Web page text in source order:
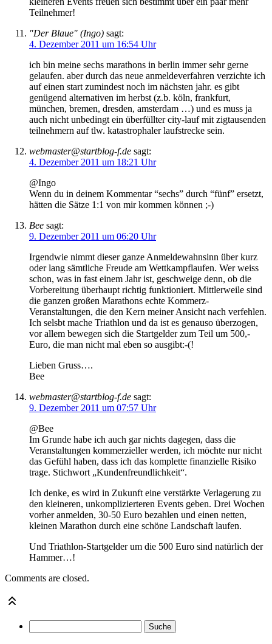
Teilnehmer!
"Der Blaue" (Ingo) sagt:
4. Dezember 2011 um 16:54 Uhr
ich bin meine sechs marathons in berlin immer sehr gerne
gelaufen. aber durch das neue anmeldeverfahren verzichte ich
auf einen start zumindest noch im nächsten jahr. es gibt
genügend alternativen im herbst (z.b. köln, frankfurt,
münchen, bremen, dresden, amsterdam …) und es muss ja
auch nicht unbedingt ein überfüllter city-lauf mit zigtausenden
teilnehmern auf tlw. katastrophaler laufstrecke sein.
webmaster@startblog-f.de sagt:
4. Dezember 2011 um 18:21 Uhr
@Ingo
Wenn du in deinem Kommentar “sechs” durch “fünf” ersetzt,
hätten die Sätze 1:1 von mir kommen können ;-)
Bee sagt:
9. Dezember 2011 um 06:20 Uhr
Irgendwie nimmt dieser ganze Anmeldewahnsinn über kurz
oder lang sämtliche Freude am Wettkampflaufen. Wer weiss
schon, was in fast einem Jahr ist, geschweige denn, ob die
Vorbereitung überhaupt richtig funktioniert. Mittlerweile sind
die ganzen großen Marathons echte Kommerz-
Veranstaltungen, die den Kern meiner Ansicht nach verfehlen.
Ich selsbt mache Triathlon und da ist es genauso überzogen,
vor allem bewegen sich die Startgelder zum Teil um 500,-
Euro, die man nicht mal eben so ausgibt:-(!
Lieben Gruss….
Bee
webmaster@startblog-f.de sagt:
9. Dezember 2011 um 07:57 Uhr
@Bee
Im Grunde habe ich auch gar nichts dagegen, dass die
Veranstaltungen kommerzieller werden, ich möchte nur nicht
das Gefühl haben, dass ich das komplette finanzielle Risiko
trage. Stichwort „Kundenfreundlichkeit“.
Ich denke, es wird in Zukunft eine verstärkte Verlagerung zu
den kleineren, unkomplizierteren Events geben. Drei Wochen
vorher anmelden, 30-50 Euro bezahlen und einen netten,
kleinen Marathon durch eine schöne Landschaft laufen.
Und Triathlon-Startgelder um die 500 Euro sind natürlich der
Hammer…!
Comments are closed.